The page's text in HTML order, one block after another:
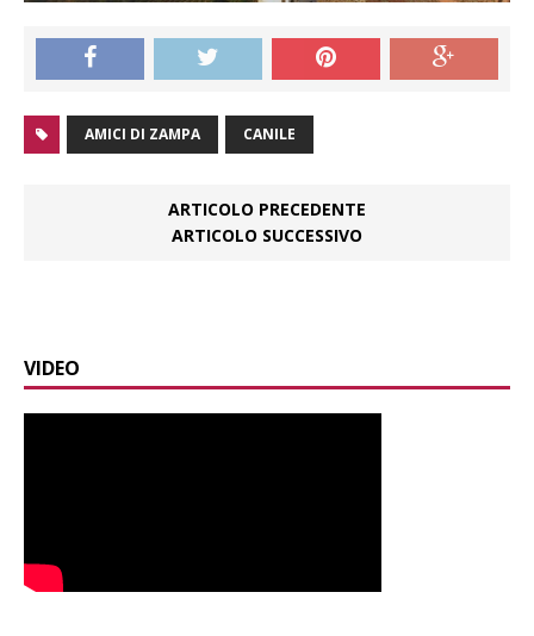
AMICI DI ZAMPA CANILE
ARTICOLO PRECEDENTE
ARTICOLO SUCCESSIVO
VIDEO